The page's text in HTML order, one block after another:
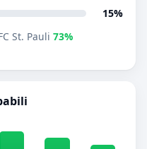
15%
St. Pauli 73%